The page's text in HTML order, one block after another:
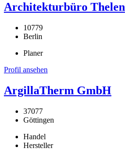
Architekturbüro Thelen
10779
Berlin
Planer
Profil ansehen
ArgillaTherm GmbH
37077
Göttingen
Handel
Hersteller